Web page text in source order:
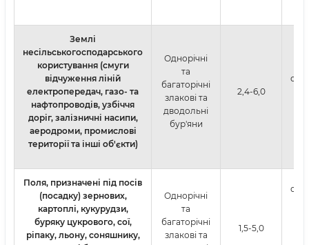
Землі
несільськогосподарського
користування (смуги
відчуження ліній
електропередач, газо- та
нафтопроводів, узбіччя
доріг, залізничні насипи,
аеродроми, промислові
території та інші об'єкти)
Однорічні
та
багаторічні
злакові та
дводольні
бур'яни
2,4-6,0
Поля, призначені під посів
(посадку) зернових,
картоплі, кукурудзи,
буряку цукрового, сої,
ріпаку, льону, соняшнику,
Однорічні
та
багаторічні
злакові та
1,5-5,0